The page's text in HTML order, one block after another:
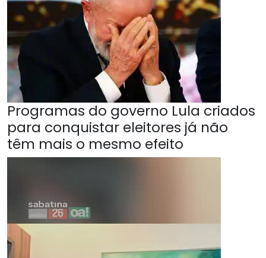
Programas do governo Lula criados
para conquistar eleitores já não
têm mais o mesmo efeito